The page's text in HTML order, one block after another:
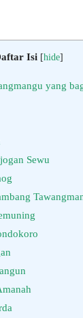
Isi [hide]
yang
Sewu